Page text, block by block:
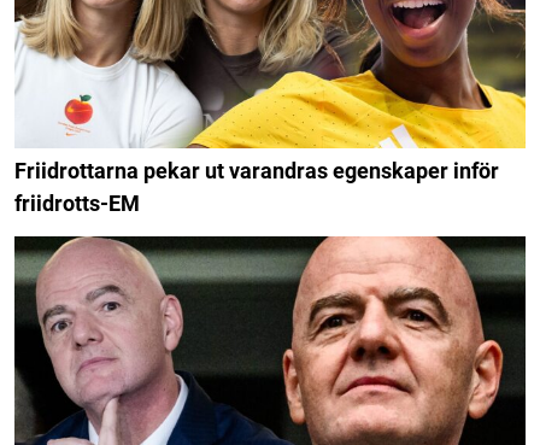
Friidrottarna pekar ut varandras egenskaper inför
friidrotts-EM